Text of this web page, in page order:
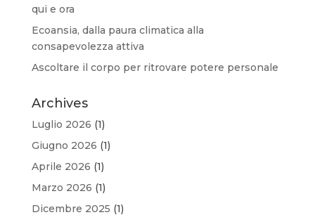
qui e ora
Ecoansia, dalla paura climatica alla
consapevolezza attiva
Ascoltare il corpo per ritrovare potere personale
Archives
Luglio 2026 (1)
Giugno 2026 (1)
Aprile 2026 (1)
Marzo 2026 (1)
Dicembre 2025 (1)